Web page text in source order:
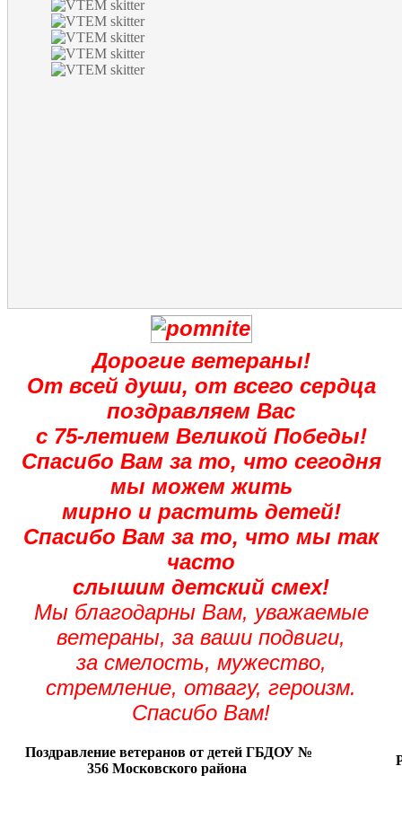
Дорогие ветераны!
От всей души, от всего сердца
поздравляем Вас
с 75-летием Великой Победы!
Спасибо Вам за то, что сегодня
мы можем жить
мирно и растить детей!
Спасибо Вам за то, что мы так
часто
слышим детский смех!
Мы благодарны Вам, уважаемые
ветераны, за ваши подвиги,
за смелость, мужество,
стремление, отвагу, героизм.
Спасибо Вам!
Поздравление ветеранов от детей ГБДОУ №
356 Московского района